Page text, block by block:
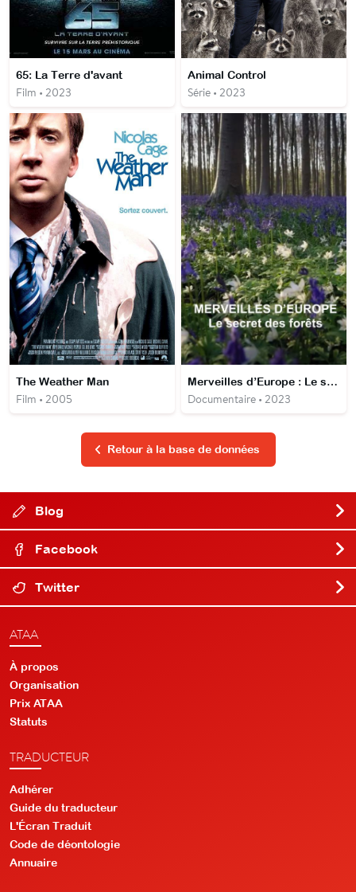
65: La Terre d'avant
Film • 2023
Animal Control
Série • 2023
The Weather Man
Film • 2005
Merveilles d’Europe : Le secret des forêts
Documentaire • 2023
Retour à la base de données
Blog
Facebook
Twitter
ATAA
À propos
Organisation
Prix ATAA
Statuts
TRADUCTEUR
Adhérer
Guide du traducteur
L'Écran Traduit
Code de déontologie
Annuaire